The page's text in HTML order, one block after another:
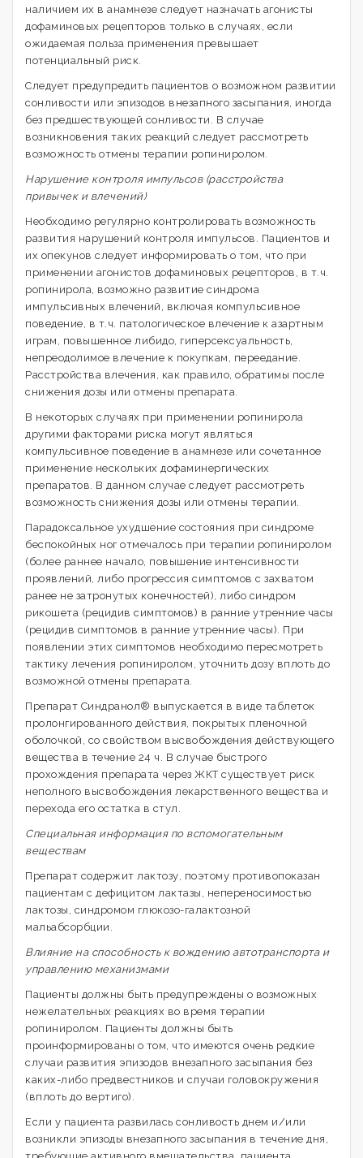
наличием их в анамнезе следует назначать агонисты
дофаминовых рецепторов только в случаях, если
ожидаемая польза применения превышает
потенциальный риск.
Следует предупредить пациентов о возможном развитии
сонливости или эпизодов внезапного засыпания, иногда
без предшествующей сонливости. В случае
возникновения таких реакций следует рассмотреть
возможность отмены терапии ропиниролом.
Нарушение контроля импульсов (расстройства
привычек и влечений)
Необходимо регулярно контролировать возможность
развития нарушений контроля импульсов. Пациентов и
их опекунов следует информировать о том, что при
применении агонистов дофаминовых рецепторов, в т.ч.
ропинирола, возможно развитие синдрома
импульсивных влечений, включая компульсивное
поведение, в т.ч. патологическое влечение к азартным
играм, повышенное либидо, гиперсексуальность,
непреодолимое влечение к покупкам, переедание.
Расстройства влечения, как правило, обратимы после
снижения дозы или отмены препарата.
В некоторых случаях при применении ропинирола
другими факторами риска могут являться
компульсивное поведение в анамнезе или сочетанное
применение нескольких дофаминергических
препаратов. В данном случае следует рассмотреть
возможность снижения дозы или отмены терапии.
Парадоксальное ухудшение состояния при синдроме
беспокойных ног отмечалось при терапии ропиниролом
(более раннее начало, повышение интенсивности
проявлений, либо прогрессия симптомов с захватом
ранее не затронутых конечностей), либо синдром
рикошета (рецидив симптомов) в ранние утренние часы
(рецидив симптомов в ранние утренние часы). При
появлении этих симптомов необходимо пересмотреть
тактику лечения ропиниролом, уточнить дозу вплоть до
возможной отмены препарата.
Препарат Синдранол® выпускается в виде таблеток
пролонгированного действия, покрытых пленочной
оболочкой, со свойством высвобождения действующего
вещества в течение 24 ч. В случае быстрого
прохождения препарата через ЖКТ существует риск
неполного высвобождения лекарственного вещества и
перехода его остатка в стул.
Специальная информация по вспомогательным
веществам
Препарат содержит лактозу, поэтому противопоказан
пациентам с дефицитом лактазы, непереносимостью
лактозы, синдромом глюкозо-галактозной
мальабсорбции.
Влияние на способность к вождению автотранспорта и
управлению механизмами
Пациенты должны быть предупреждены о возможных
нежелательных реакциях во время терапии
ропиниролом. Пациенты должны быть
проинформированы о том, что имеются очень редкие
случаи развития эпизодов внезапного засыпания без
каких-либо предвестников и случаи головокружения
(вплоть до вертиго).
Если у пациента развилась сонливость днем и/или
возникли эпизоды внезапного засыпания в течение дня,